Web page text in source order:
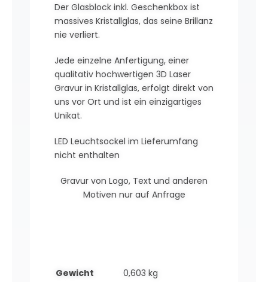
Der Glasblock inkl. Geschenkbox ist
massives Kristallglas, das seine Brillanz
nie verliert.
Jede einzelne Anfertigung, einer
qualitativ hochwertigen 3D Laser
Gravur in Kristallglas, erfolgt direkt von
uns vor Ort und ist ein einzigartiges
Unikat.
LED Leuchtsockel im Lieferumfang
nicht enthalten
Gravur von Logo, Text und anderen
Motiven nur auf Anfrage
Gewicht 0,603 kg